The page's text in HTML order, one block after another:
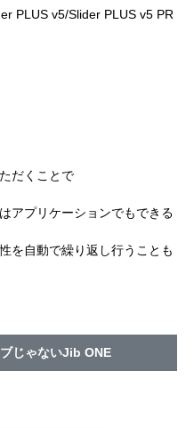
PLUS v5/Slider PLUS v5 PR
だくことで
アプリケーションでもできる
を自動で繰り返し行うことも
じゃないJib ONE